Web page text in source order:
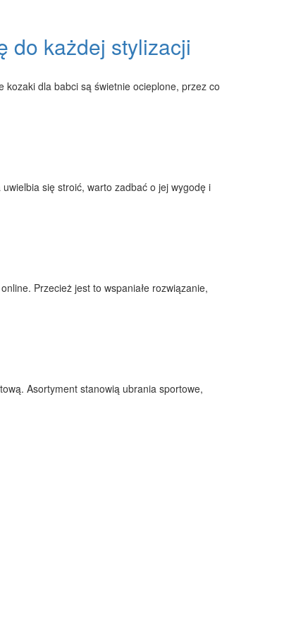
do każdej stylizacji
dla babci są świetnie ocieplone, przez co
się stroić, warto zadbać o jej wygodę i
Przecież jest to wspaniałe rozwiązanie,
Asortyment stanowią ubrania sportowe,